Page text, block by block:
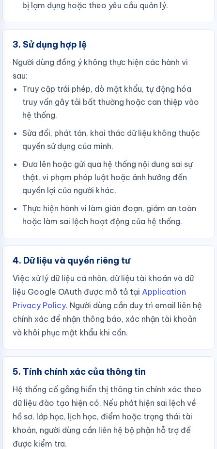
bị lạm dụng hoặc theo yêu cầu quản lý.
3. Sử dụng hợp lệ
Người dùng đồng ý không thực hiện các hành vi
sau:
Truy cập trái phép, dò mật khẩu, tự động hóa
truy vấn gây tải bất thường hoặc can thiệp vào
hệ thống.
Sửa đổi, phát tán, khai thác dữ liệu không thuộc
quyền sử dụng của mình.
Đưa lên hoặc gửi qua hệ thống nội dung sai sự
thật, vi phạm pháp luật hoặc ảnh hưởng đến
quyền lợi của người khác.
Thực hiện hành vi làm gián đoạn, giảm an toàn
hoặc làm sai lệch hoạt động của hệ thống.
4. Dữ liệu và quyền riêng tư
Việc xử lý dữ liệu cá nhân, dữ liệu tài khoản và dữ
liệu Google OAuth được mô tả tại Application
Privacy Policy. Người dùng cần duy trì email liên hệ
chính xác để nhận thông báo, xác nhận tài khoản
và khôi phục mật khẩu khi cần.
5. Tính chính xác của thông tin
Hệ thống cố gắng hiển thị thông tin chính xác theo
dữ liệu đào tạo hiện có. Nếu phát hiện sai lệch về
hồ sơ, lớp học, lịch học, điểm hoặc trạng thái tài
khoản, người dùng cần liên hệ bộ phận hỗ trợ để
được kiểm tra.